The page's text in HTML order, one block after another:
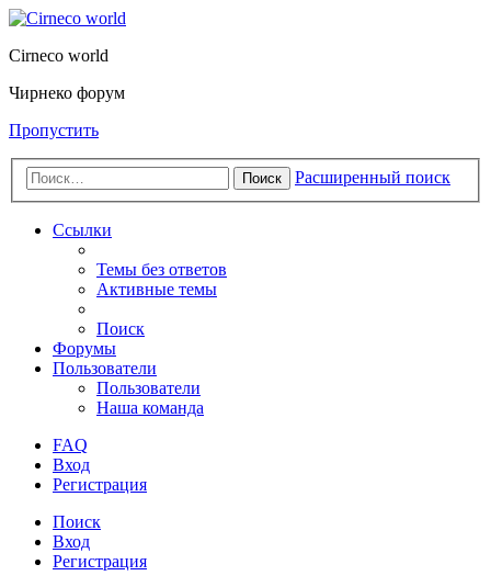
Cirneco world
Чирнеко форум
Пропустить
Поиск Расширенный поиск
Ссылки
Темы без ответов
Активные темы
Поиск
Форумы
Пользователи
Пользователи
Наша команда
FAQ
Вход
Регистрация
Поиск
Вход
Регистрация